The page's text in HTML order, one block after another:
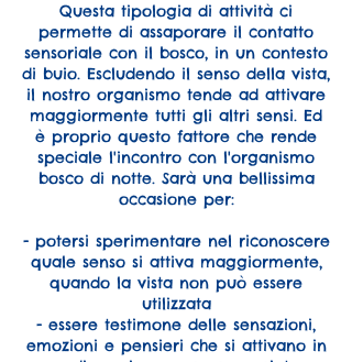
Questa tipologia di attività ci
permette di assaporare il contatto
sensoriale con il bosco, in un contesto
di buio. Escludendo il senso della vista,
il nostro organismo tende ad attivare
maggiormente tutti gli altri sensi. Ed
è proprio questo fattore che rende
speciale l'incontro con l'organismo
bosco di notte. Sarà una bellissima
occasione per:
- potersi sperimentare nel riconoscere
quale senso si attiva maggiormente,
quando la vista non può essere
utilizzata
- essere testimone delle sensazioni,
emozioni e pensieri che si attivano in